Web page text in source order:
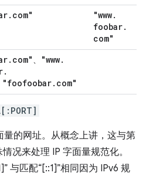
. com" "www.
foobar.
com"
. com"、 "www.
.
"foofoobar. com"
量的网址。从概念上讲，这与第
况来处理 IP 字面量规范化。
与匹配“[::1]”相同因为 IPv6 规